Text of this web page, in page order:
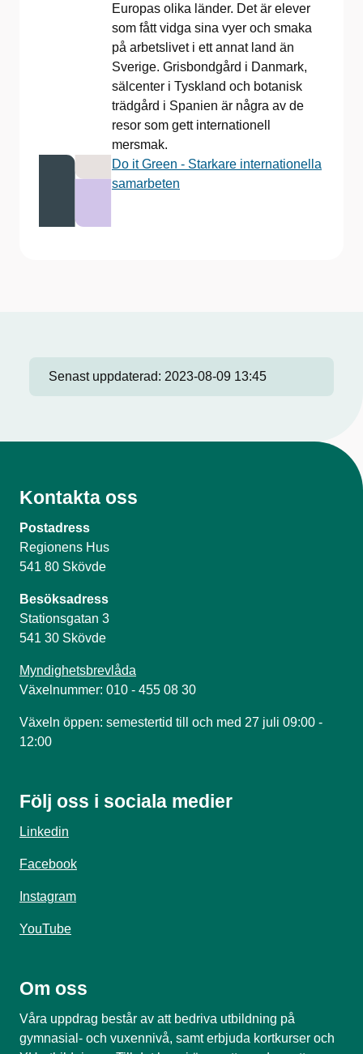
Europas olika länder. Det är elever
som fått vidga sina vyer och smaka
på arbetslivet i ett annat land än
Sverige. Grisbondgård i Danmark,
sälcenter i Tyskland och botanisk
trädgård i Spanien är några av de
resor som gett internationell
mersmak.
Do it Green - Starkare internationella
samarbeten
Senast uppdaterad: 2023-08-09 13:45
Kontakta oss
Postadress
Regionens Hus
541 80 Skövde
Besöksadress
Stationsgatan 3
541 30 Skövde
Myndighetsbrevlåda
Växelnummer: 010 - 455 08 30
Växeln öppen: semestertid till och med 27 juli 09:00 -
12:00
Följ oss i sociala medier
Linkedin
Facebook
Instagram
YouTube
Om oss
Våra uppdrag består av att bedriva utbildning på
gymnasial- och vuxennivå, samt erbjuda kortkurser och